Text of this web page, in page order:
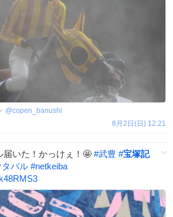
@copen_banushi
8月2日(日) 12:21
届いた！かっけぇ！🤩 #武豊 #宝塚記
バル #netkeiba